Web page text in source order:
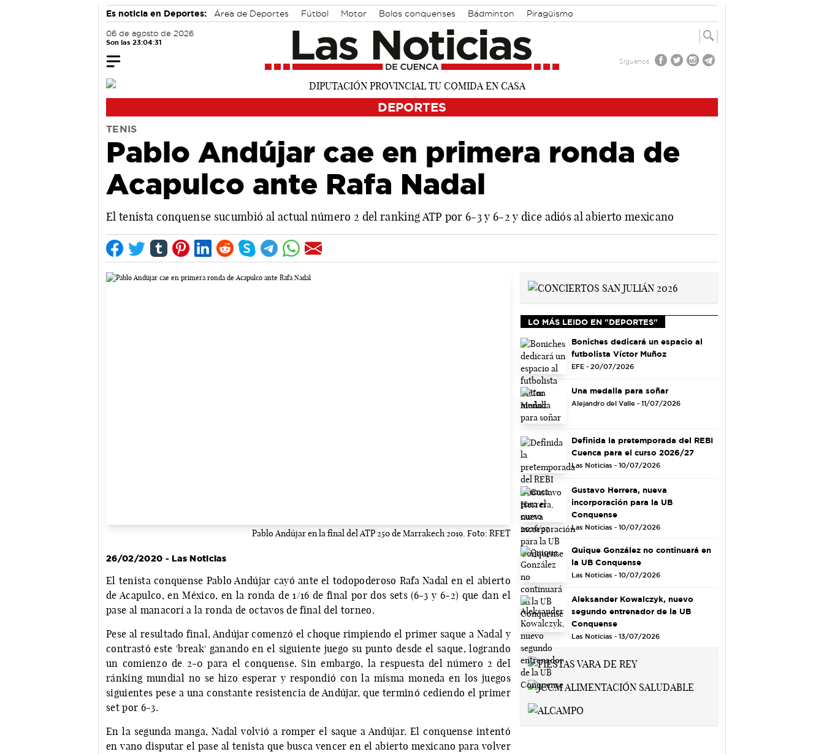
Es noticia en Deportes: Área de Deportes Fútbol Motor Bolos conquenses Bádminton Piragüismo
06 de agosto de 2026
Son las 23:04:32
Síguenos
DEPORTES
TENIS
Pablo Andújar cae en primera ronda de
Acapulco ante Rafa Nadal
El tenista conquense sucumbió al actual número 2 del ranking ATP por 6-3 y 6-2 y dice adiós al abierto mexicano
Pablo Andújar en la final del ATP 250 de Marrakech 2019. Foto: RFET
26/02/2020 - Las Noticias
El tenista conquense Pablo Andújar cayó ante el todopoderoso Rafa Nadal en el abierto
de Acapulco, en México, en la ronda de 1/16 de final por dos sets (6-3 y 6-2) que dan el
pase al manacorí a la ronda de octavos de final del torneo.
Pese al resultado final, Andújar comenzó el choque rimpiendo el primer saque a Nadal y
contrastó este 'break' ganando en el siguiente juego su punto desde el saque, logrando
un comienzo de 2-0 para el conquense. Sin embargo, la respuesta del número 2 del
ránking mundial no se hizo esperar y respondió con la misma moneda en los juegos
siguientes pese a una constante resistencia de Andújar, que terminó cediendo el primer
set por 6-3.
En la segunda manga, Nadal volvió a romper el saque a Andújar. El conquense intentó
en vano disputar el pase al tenista que busca vencer en el abierto mexicano para volver
LO MÁS LEIDO EN "DEPORTES"
Boniches dedicará un espacio al
futbolista Víctor Muñoz
EFE - 20/07/2026
Una medalla para soñar
Alejandro del Valle - 11/07/2026
Definida la pretemporada del REBI
Cuenca para el curso 2026/27
Las Noticias - 10/07/2026
Gustavo Herrera, nueva
incorporación para la UB
Conquense
Las Noticias - 10/07/2026
Quique González no continuará en
la UB Conquense
Las Noticias - 10/07/2026
Aleksander Kowalczyk, nuevo
segundo entrenador de la UB
Conquense
Las Noticias - 13/07/2026